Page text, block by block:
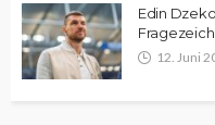
Edin
12. Juni